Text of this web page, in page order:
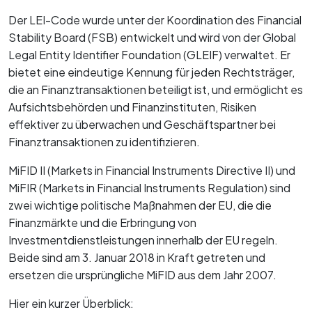
Der LEI-Code wurde unter der Koordination des Financial
Stability Board (FSB) entwickelt und wird von der Global
Legal Entity Identifier Foundation (GLEIF) verwaltet. Er
bietet eine eindeutige Kennung für jeden Rechtsträger,
die an Finanztransaktionen beteiligt ist, und ermöglicht es
Aufsichtsbehörden und Finanzinstituten, Risiken
effektiver zu überwachen und Geschäftspartner bei
Finanztransaktionen zu identifizieren.
MiFID II (Markets in Financial Instruments Directive II) und
MiFIR (Markets in Financial Instruments Regulation) sind
zwei wichtige politische Maßnahmen der EU, die die
Finanzmärkte und die Erbringung von
Investmentdienstleistungen innerhalb der EU regeln.
Beide sind am 3. Januar 2018 in Kraft getreten und
ersetzen die ursprüngliche MiFID aus dem Jahr 2007.
Hier ein kurzer Überblick: